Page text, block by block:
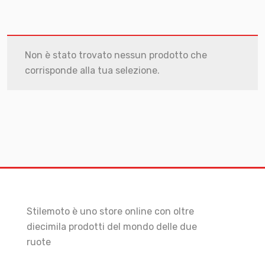
Non è stato trovato nessun prodotto che
corrisponde alla tua selezione.
Stilemoto è uno store online con oltre
diecimila prodotti del mondo delle due
ruote